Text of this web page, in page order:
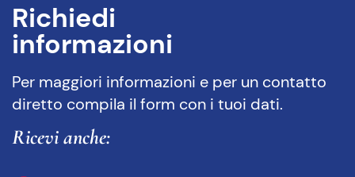
Richiedi
informazioni
Per maggiori informazioni e per un contatto
diretto compila il form con i tuoi dati.
Ricevi anche: